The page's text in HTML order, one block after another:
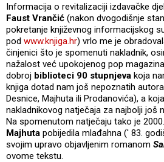
Informacija o revitalizaciji izdavačke
Faust Vrančić (nakon dvogodišnje
pokretanje književnog informacijskog
pod www.knjiga.hr) vrlo me je
činjenici što je spomenuti nakladnik,
nažalost već upokojenog pop magazina
dobroj biblioteci 90 stupnjeva koja
knjiga dotad nam još nepoznatih
Desnice, Majhuta ili Prodanovića), a
nakladnikovog natječaja za najbolji još
Na spomenutom natječaju tako je
Majhuta pobijedila mlađahna (' 83.
svojim upravo objavljenim romanom
ovome tekstu.